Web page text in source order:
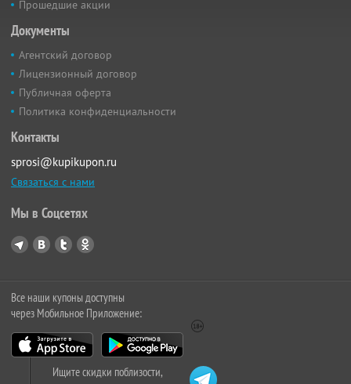
Прошедшие акции
Документы
Агентский договор
Лицензионный договор
Публичная оферта
Политика конфиденциальности
Контакты
sprosi@kupikupon.ru
Связаться с нами
Мы в Соцсетях
Все наши купоны доступны
через Мобильное Приложение:
Ищите скидки поблизости,